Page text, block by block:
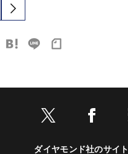
ダイヤモンド社のサイト